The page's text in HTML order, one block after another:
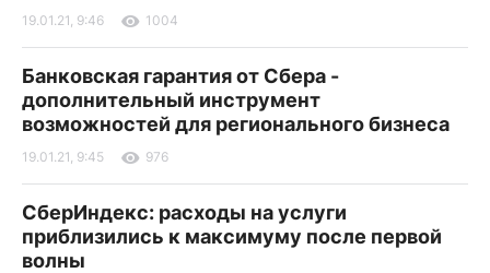
19.01.21, 9:46 1004
Банковская гарантия от Сбера -
дополнительный инструмент
возможностей для регионального бизнеса
19.01.21, 9:45 976
СберИндекс: расходы на услуги
приблизились к максимуму после первой
волны